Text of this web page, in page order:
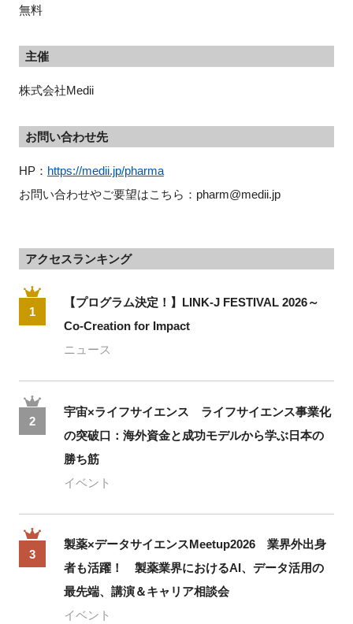
無料
主催
株式会社Medii
お問い合わせ先
HP： https://medii.jp/pharma
お問い合わせやご要望はこちら：pharm@medii.jp
アクセスランキング
1
【プログラム決定！】LINK-J FESTIVAL 2026～
Co-Creation for Impact
ニュース
2
宇宙×ライフサイエンス ライフサイエンス事業化
の突破口：海外資金と成功モデルから学ぶ日本の
勝ち筋
イベント
3
製薬×データサイエンスMeetup2026 業界外出身
者も活躍！ 製薬業界におけるAI、データ活用の
最先端、講演＆キャリア相談会
イベント